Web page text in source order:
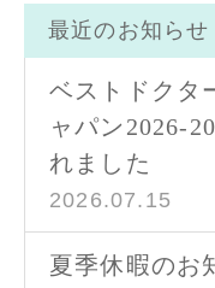
最近のお知らせ
ベストドクタ
ャパン2026-
れました
2026.07.15
夏季休暇のお